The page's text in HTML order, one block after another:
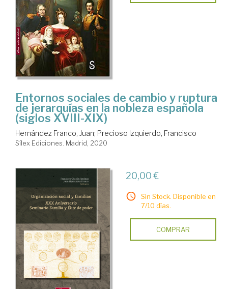
Entornos sociales de cambio y ruptura
de jerarquías en la nobleza española
(siglos XVIII-XIX)
Hernández Franco, Juan; Precioso Izquierdo, Francisco
Sílex Ediciones. Madrid, 2020
20,00 €
Sin Stock. Disponible en
7/10 días.
COMPRAR